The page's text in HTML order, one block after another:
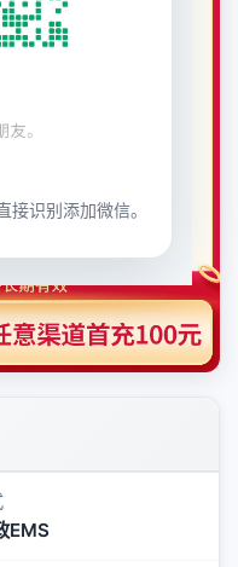
识别添加微信。
EMS